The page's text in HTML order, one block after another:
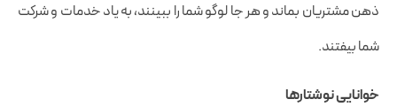
ذهن مشتریان بماند و هر جا لوگو شما را ببینند، به یاد خدمات و شرکت
شما بیفتند.
خوانایی نوشتارها